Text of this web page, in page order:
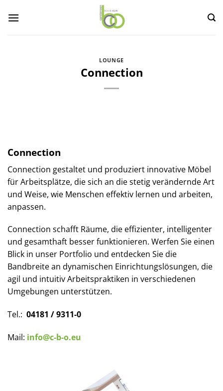
Inhalt
LOUNGE
Connection
Connection
Connection gestaltet und produziert innovative Möbel
für Arbeitsplätze, die sich an die stetig verändernde Art
und Weise, wie Menschen effektiv lernen und arbeiten,
anpassen.
Connection schafft Räume, die effizienter, intelligenter
und gesamthaft besser funktionieren. Werfen Sie einen
Blick in unser Portfolio und entdecken Sie die
Bandbreite an dynamischen Einrichtungslösungen, die
agil und intuitiv Arbeitspraktiken in verschiedenen
Umgebungen unterstützen.
Tel.: 04181 / 9311-0
Mail: info@c-b-o.eu